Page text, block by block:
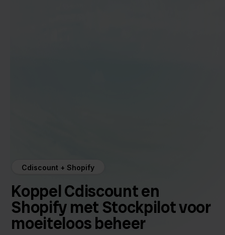
Cdiscount + Shopify
Koppel Cdiscount en
Shopify met Stockpilot voor
moeiteloos beheer